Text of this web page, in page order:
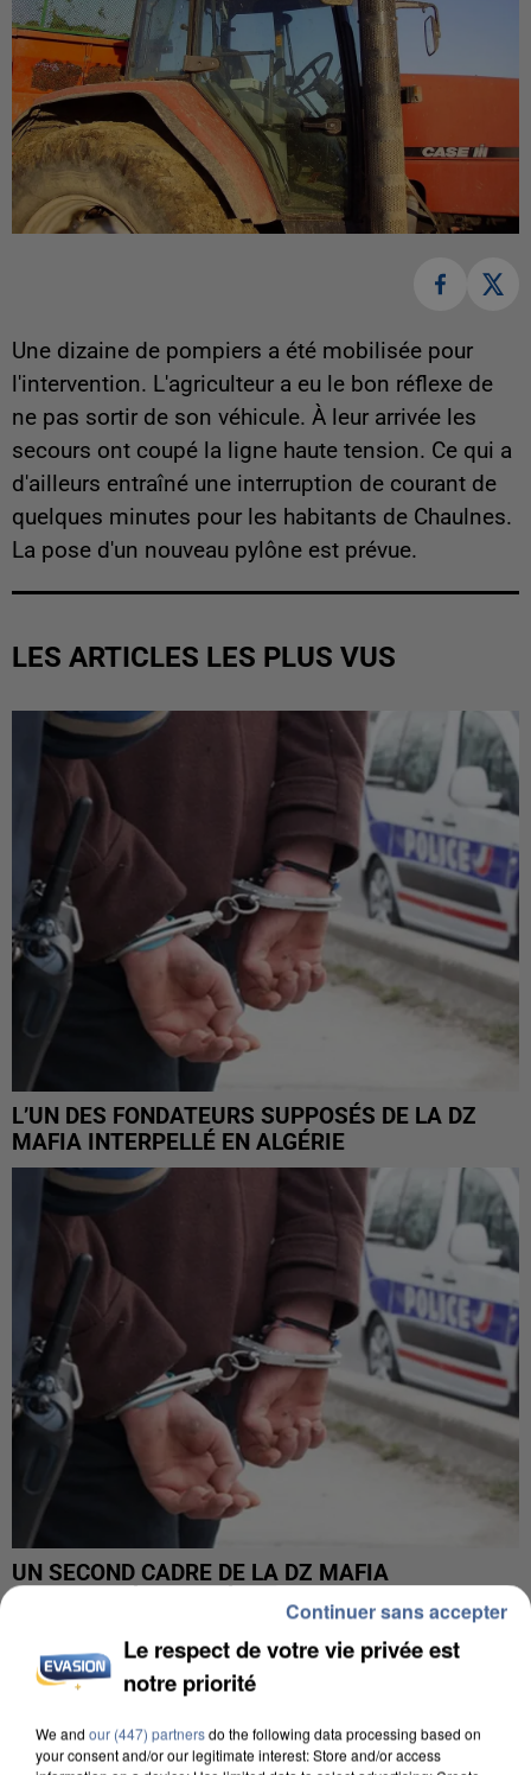
Une dizaine de pompiers a été mobilisée pour
l'intervention. L'agriculteur a eu le bon réflexe de
ne pas sortir de son véhicule. À leur arrivée les
secours ont coupé la ligne haute tension. Ce qui a
d'ailleurs entraîné une interruption de courant de
quelques minutes pour les habitants de Chaulnes.
La pose d'un nouveau pylône est prévue.
LES ARTICLES LES PLUS VUS
L’UN DES FONDATEURS SUPPOSÉS DE LA DZ
MAFIA INTERPELLÉ EN ALGÉRIE
UN SECOND CADRE DE LA DZ MAFIA
Le respect de votre vie privée est
notre priorité
We and our (447) partnersdo the following data processing based on
your consent and/or our legitimate interest: Store and/or access
Continuer sans accepter